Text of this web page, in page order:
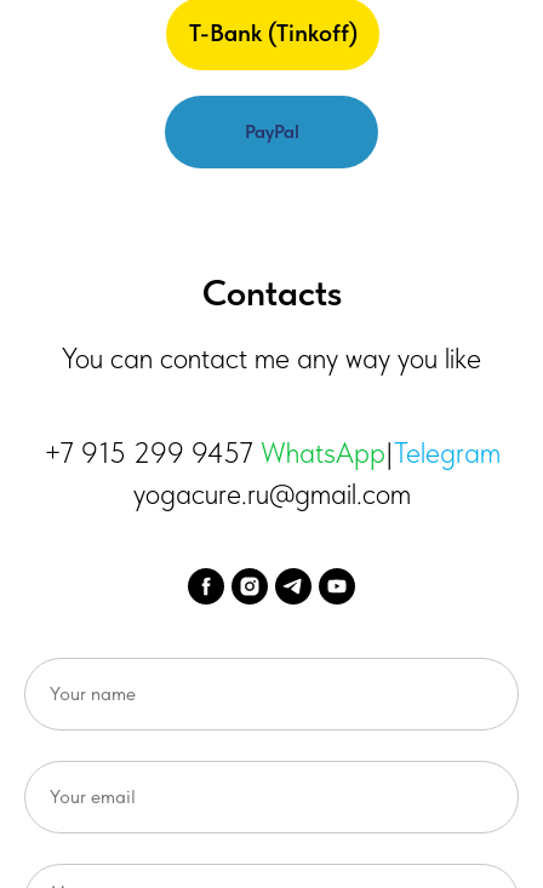
T-Bank (Tinkoff)
PayPal
Contacts
You can contact me any way you like
+7 915 299 9457 WhatsApp|Telegram
yogacure.ru@gmail.com